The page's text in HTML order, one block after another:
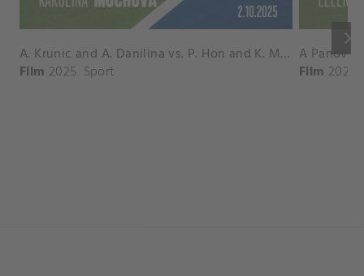
keyboard_arrow_right
A. Krunic and A. Danilina vs. P. Hon and K. Muchova Match Highlights - BEIJING_Capital Group Diamond ( October 02, 2025)
Film 2025 Sport Film 2026